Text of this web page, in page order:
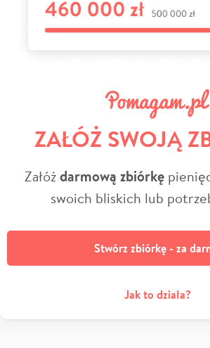
ZAŁÓŻ SWOJĄ
Załóżdarmową zbiórkę
swoich bliskich lub
Stwórz zbiórkę - za
Jak to działa?